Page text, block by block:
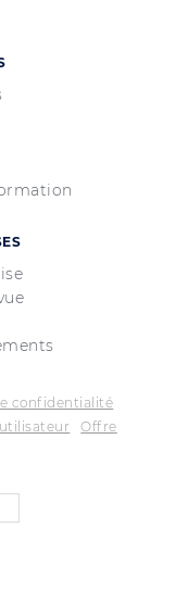
confidentialité
Offre